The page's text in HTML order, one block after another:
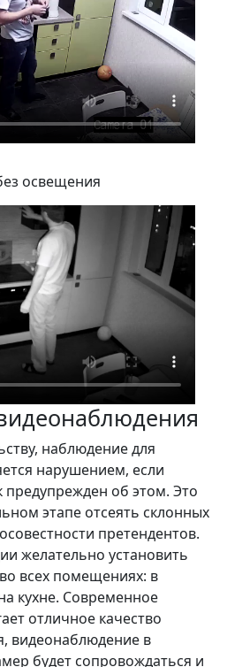
освещения
наблюдение для
нарушением, если
об этом. Это
этапе отсеять склонных
претендентов.
желательно установить
всех помещениях: в
кухне. Современное
отличное качество
видеонаблюдение в
будет сопровождаться и